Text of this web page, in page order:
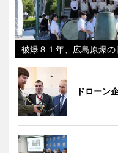
被爆８１年、広島原爆の
ドローン